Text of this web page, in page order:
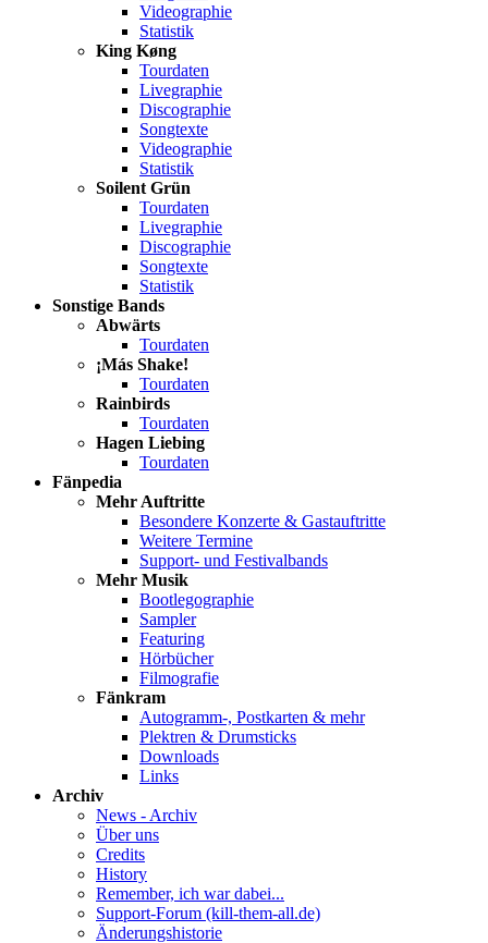
Videographie
Statistik
King Køng
Tourdaten
Livegraphie
Discographie
Songtexte
Videographie
Statistik
Soilent Grün
Tourdaten
Livegraphie
Discographie
Songtexte
Statistik
Sonstige Bands
Abwärts
Tourdaten
¡Más Shake!
Tourdaten
Rainbirds
Tourdaten
Hagen Liebing
Tourdaten
Fänpedia
Mehr Auftritte
Besondere Konzerte & Gastauftritte
Weitere Termine
Support- und Festivalbands
Mehr Musik
Bootlegographie
Sampler
Featuring
Hörbücher
Filmografie
Fänkram
Autogramm-, Postkarten & mehr
Plektren & Drumsticks
Downloads
Links
Archiv
News - Archiv
Über uns
Credits
History
Remember, ich war dabei...
Support-Forum (kill-them-all.de)
Änderungshistorie